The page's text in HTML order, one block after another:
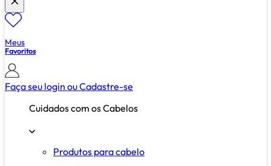
Meus
Favoritos
Faça seu login ouCadastre-se
Cuidados com os Cabelos
Produtos para cabelo